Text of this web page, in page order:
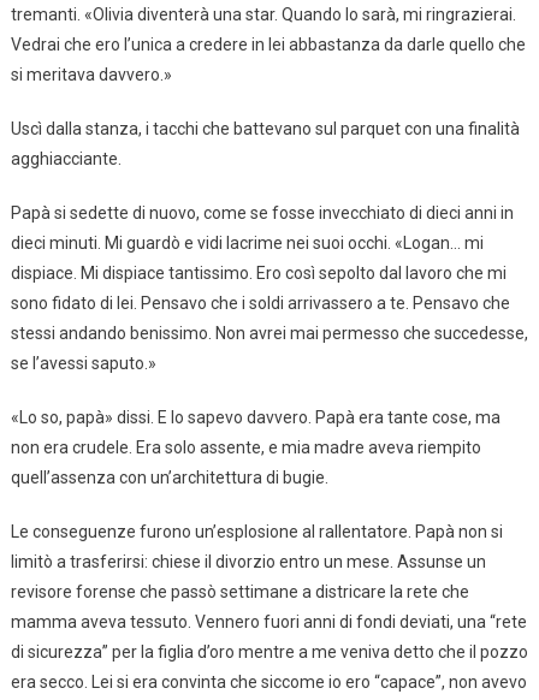
tremanti. «Olivia diventerà una star. Quando lo sarà, mi ringrazierai.
Vedrai che ero l’unica a credere in lei abbastanza da darle quello che
si meritava davvero.»
Uscì dalla stanza, i tacchi che battevano sul parquet con una finalità
agghiacciante.
Papà si sedette di nuovo, come se fosse invecchiato di dieci anni in
dieci minuti. Mi guardò e vidi lacrime nei suoi occhi. «Logan… mi
dispiace. Mi dispiace tantissimo. Ero così sepolto dal lavoro che mi
sono fidato di lei. Pensavo che i soldi arrivassero a te. Pensavo che
stessi andando benissimo. Non avrei mai permesso che succedesse,
se l’avessi saputo.»
«Lo so, papà» dissi. E lo sapevo davvero. Papà era tante cose, ma
non era crudele. Era solo assente, e mia madre aveva riempito
quell’assenza con un’architettura di bugie.
Le conseguenze furono un’esplosione al rallentatore. Papà non si
limitò a trasferirsi: chiese il divorzio entro un mese. Assunse un
revisore forense che passò settimane a districare la rete che
mamma aveva tessuto. Vennero fuori anni di fondi deviati, una “rete
di sicurezza” per la figlia d’oro mentre a me veniva detto che il pozzo
era secco. Lei si era convinta che siccome io ero “capace”, non avevo